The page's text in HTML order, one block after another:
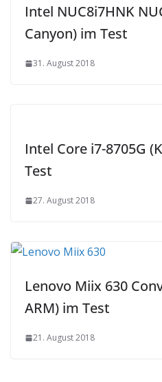
Intel NUC8i7HNK
Canyon) im Test
31. August 2018
Intel Core i7-8705G
Test
27. August 2018
Lenovo Miix 630
ARM) im Test
21. August 2018